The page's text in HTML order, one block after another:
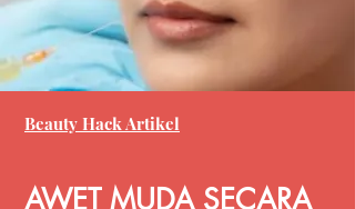
Beauty Hack Artikel
AWET MUDA SECARA